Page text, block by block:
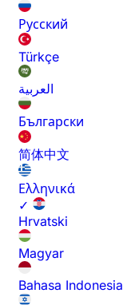
Русский
Türkçe
العربية
Български
简体中文
Ελληνικά
✓
Hrvatski
Magyar
Bahasa Indonesia